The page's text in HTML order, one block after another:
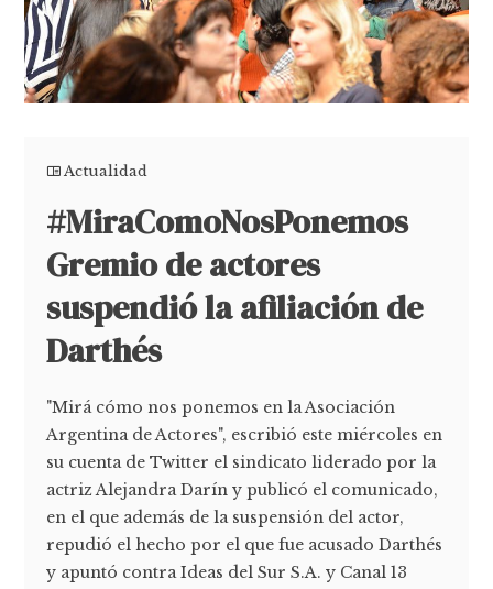
Actualidad
#MiraComoNosPonemos
Gremio de actores
suspendió la afiliación de
Darthés
"Mirá cómo nos ponemos en la Asociación
Argentina de Actores", escribió este miércoles en
su cuenta de Twitter el sindicato liderado por la
actriz Alejandra Darín y publicó el comunicado,
en el que además de la suspensión del actor,
repudió el hecho por el que fue acusado Darthés
y apuntó contra Ideas del Sur S.A. y Canal 13